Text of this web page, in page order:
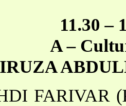
11.30 –
A –